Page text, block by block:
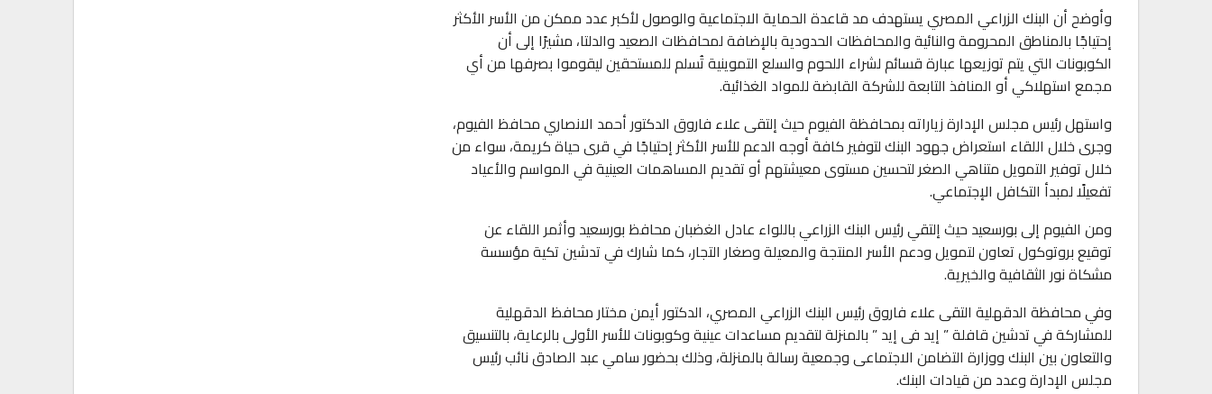
وأوضح أن البنك الزراعي المصري يستهدف مد قاعدة الحماية الاجتماعية والوصول لأكبر عدد ممكن من الأسر الأكثر
إحتياجًا بالمناطق المحرومة والنائية والمحافظات الحدودية بالإضافة لمحافظات الصعيد والدلتا، مشيرًا إلى أن
الكوبونات التي يتم توزيعها عبارة قسائم لشراء اللحوم والسلع التموينية تُسلم للمستحقين ليقوموا بصرفها من أي
مجمع استهلاكي أو المنافذ التابعة للشركة القابضة للمواد الغذائية.
واستهل رئيس مجلس الإدارة زياراته بمحافظة الفيوم حيث إلتقى علاء فاروق الدكتور أحمد الانصاري محافظ الفيوم،
وجرى خلال اللقاء استعراض جهود البنك لتوفير كافة أوجه الدعم للأسر الأكثر إحتياجًا في قرى حياة كريمة، سواء من
خلال توفير التمويل متناهي الصغر لتحسين مستوى معيشتهم أو تقديم المساهمات العينية في المواسم والأعياد
تفعيلًا لمبدأ التكافل الإجتماعي.
ومن الفيوم إلى بورسعيد حيث إلتقي رئيس البنك الزراعي باللواء عادل الغضبان محافظ بورسعيد وأثمر اللقاء عن
توقيع بروتوكول تعاون لتمويل ودعم الأسر المنتجة والمعيلة وصغار التجار، كما شارك في تدشين تكية مؤسسة
مشكاة نور الثقافية والخيرية.
وفي محافظة الدقهلية التقى علاء فاروق رئيس البنك الزراعي المصري، الدكتور أيمن مختار محافظ الدقهلية
للمشاركة في تدشين قافلة ” إيد فى إيد ” بالمنزلة لتقديم مساعدات عينية وكوبونات للأسر الأولى بالرعاية، بالتنسيق
والتعاون بين البنك ووزارة التضامن الاجتماعى وجمعية رسالة بالمنزلة، وذلك بحضور سامي عبد الصادق نائب رئيس
مجلس الإدارة وعدد من قيادات البنك.